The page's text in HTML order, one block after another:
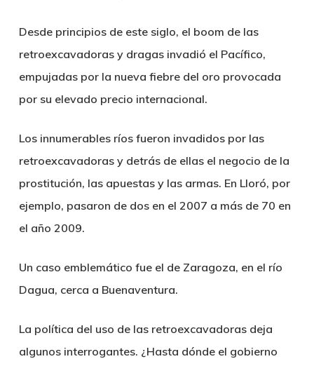
Desde principios de este siglo, el boom de las
retroexcavadoras y dragas invadió el Pacífico,
empujadas por la nueva fiebre del oro provocada
por su elevado precio internacional.
Los innumerables ríos fueron invadidos por las
retroexcavadoras y detrás de ellas el negocio de la
prostitución, las apuestas y las armas. En Lloró, por
ejemplo, pasaron de dos en el 2007 a más de 70 en
el año 2009.
Un caso emblemático fue el de Zaragoza, en el río
Dagua, cerca a Buenaventura.
La política del uso de las retroexcavadoras deja
algunos interrogantes. ¿Hasta dónde el gobierno